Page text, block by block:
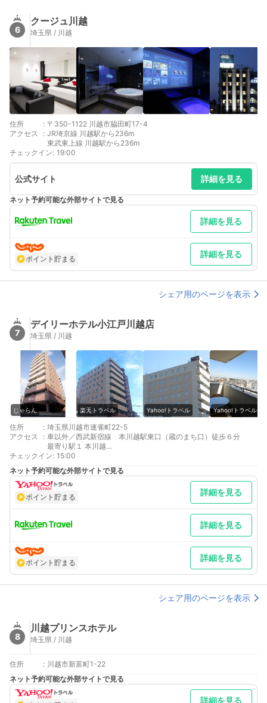
6
クージュ川越
埼玉県 / 川越
住所 : 〒350-1122 川越市脇田町17-4
アクセス
: JR埼京線 川越駅から236m
東武東上線 川越駅から236m
チェックイン: 19:00
公式サイト 詳細を見る
ネット予約可能な外部サイトで見る
詳細を見る
ポイント貯まる 詳細を見る
シェア用のページを表示
7
デイリーホテル小江戸川越店
埼玉県 / 川越
じゃらん 楽天トラベル Yahoo!トラベル Yahoo!トラベル
住所 : 埼玉県川越市連雀町22-5
アクセス
: 車以外／西武新宿線 本川越駅東口（蔵のまち口）徒歩６分
最寄り駅１ 本川越
最寄り駅２ 川越市
補足 車／普通車のみ先着無料駐車場15台あり、予約・再出庫時の
取り置き、大型車の駐車不可土日祝日の13時から18時までの入出
庫は出来ません詳細は当社ＨＰをご確認ください百万灯夏まつり
(7月最終週末予定)期間中は利用制限あり
チェックイン: 15:00
ネット予約可能な外部サイトで見る
ポイント貯まる 詳細を見る
詳細を見る
ポイント貯まる 詳細を見る
シェア用のページを表示
8
川越プリンスホテル
埼玉県 / 川越
住所 : 川越市新富町1-22
ネット予約可能な外部サイトで見る
詳細を見る